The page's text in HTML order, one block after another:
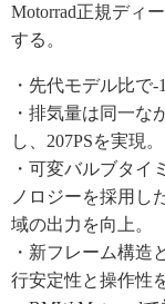
Motorrad正規ディ
する。
・先代モデル比で-
・排気量は同一な
し、207PSを実現。
・可変バルブタイ
ノロジーを採用し
域の出力を向上。
・新フレーム構造
行安定性と操作性